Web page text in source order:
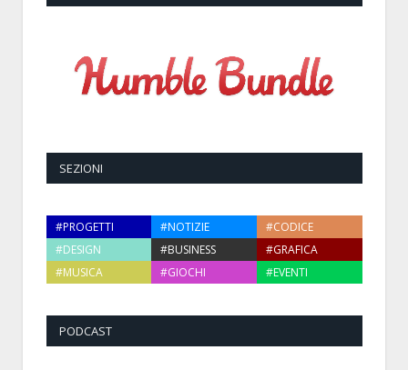
SEZIONI
#PROGETTI #NOTIZIE
#CODICE
#DESIGN
#BUSINESS
#GRAFICA
#MUSICA
#GIOCHI #EVENTI
PODCAST